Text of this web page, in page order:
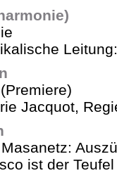
Jacquot,
ist der